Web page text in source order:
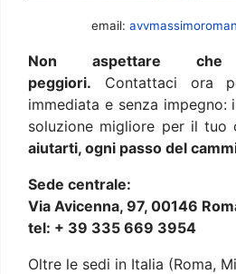
email:
Non aspettare
peggiori. Contattaci ora
immediata e senza impegno:
soluzione migliore per il tuo
aiutarti, ogni passo del
Sede centrale:
Via Avicenna, 97, 00146
tel: + 39 335 669 3954
Oltre le sedi in Italia (Roma,